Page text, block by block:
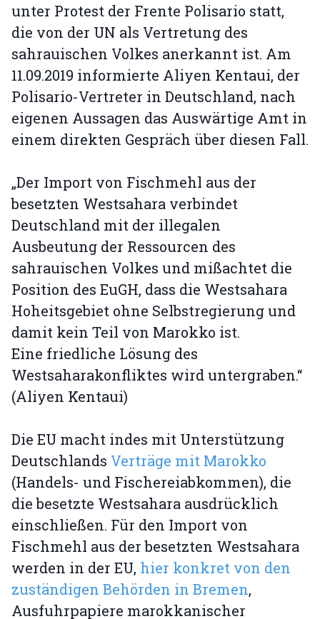
unter Protest der Frente Polisario statt,
die von der UN als Vertretung des
sahrauischen Volkes anerkannt ist. Am
11.09.2019 informierte Aliyen Kentaui, der
Polisario-Vertreter in Deutschland, nach
eigenen Aussagen das Auswärtige Amt in
einem direkten Gespräch über diesen Fall.
„Der Import von Fischmehl aus der
besetzten Westsahara verbindet
Deutschland mit der illegalen
Ausbeutung der Ressourcen des
sahrauischen Volkes und mißachtet die
Position des EuGH, dass die Westsahara
Hoheitsgebiet ohne Selbstregierung und
damit kein Teil von Marokko ist.
Eine friedliche Lösung des
Westsaharakonfliktes wird untergraben.“
(Aliyen Kentaui)
Die EU macht indes mit Unterstützung
Deutschlands Verträge mit Marokko
(Handels- und Fischereiabkommen), die
die besetzte Westsahara ausdrücklich
einschließen. Für den Import von
Fischmehl aus der besetzten Westsahara
werden in der EU, hier konkret von den
zuständigen Behörden in Bremen,
Ausfuhrpapiere marokkanischer